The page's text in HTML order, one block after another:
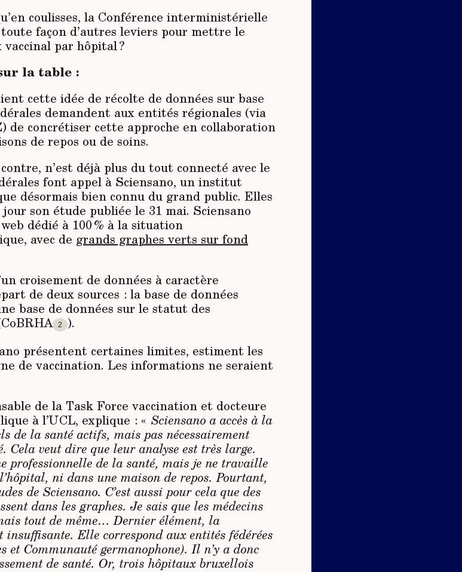
coulisses, la Conférence interministérielle
façon d’autres leviers pour mettre le
par hôpital ?
la table :
cette idée de récolte de données sur base
demandent aux entités régionales (via
de concrétiser cette approche en collaboration
de repos ou de soins.
n’est déjà plus du tout connecté avec le
font appel à Sciensano, un institut
désormais bien connu du grand public. Elles
son étude publiée le 31 mai. Sciensano
dédié à 100 % à la situation
avec de grands graphes verts sur fond
croisement de données à caractère
de deux sources : la base de données
base de données sur le statut des
2
).
présentent certaines limites, estiment les
de vaccination. Les informations ne seraient
de la Task Force vaccination et docteure
à l’UCL, explique : « Sciensano a accès à la
de la santé actifs, mais pas nécessairement
Cela veut dire que leur analyse est très large.
professionnelle de la santé, mais je ne travaille
ni dans une maison de repos. Pourtant,
de Sciensano. C’est aussi pour cela que des
dans les graphes. Je sais que les médecins
tout de même… Dernier élément, la
Elle correspond aux entités fédérées
Communauté germanophone). Il n’y a donc
de santé. Or, trois hôpitaux bruxellois